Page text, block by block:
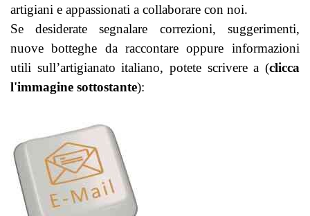
artigiani e appassionati a collaborare con noi.
Se desiderate segnalare correzioni, suggerimenti,
nuove botteghe da raccontare oppure informazioni
utili sull’artigianato italiano, potete scrivere a (clicca
l'immagine sottostante):